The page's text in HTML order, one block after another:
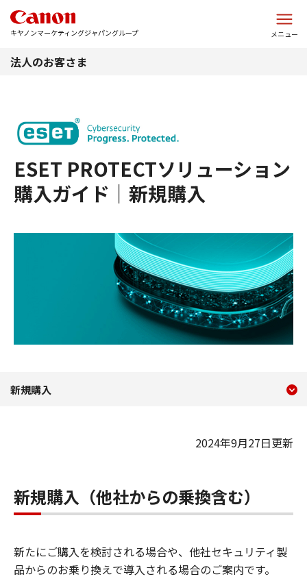
キヤノンマーケティングジャパングループ メニュー
法人のお客さま
ESET PROTECTソリューション
購入ガイド｜新規購入
新規購入 ESET
新規購入
2024年9月27日更新
新規購入（他社からの乗換含む）
新たにご購入を検討される場合や、他社セキュリティ製
品からのお乗り換えで導入される場合のご案内です。